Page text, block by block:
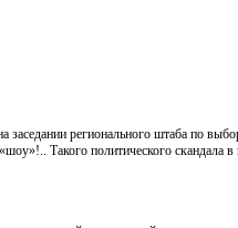
регионального штаба по
Такого политического скандала